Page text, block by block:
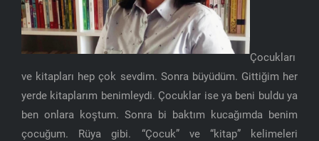
Çocukları
ve kitapları hep çok sevdim. Sonra büyüdüm. Gittiğim her
yerde kitaplarım benimleydi. Çocuklar ise ya beni buldu ya
ben onlara koştum. Sonra bi baktım kucağımda benim
çocuğum. Rüya gibi. “Çocuk” ve “kitap” kelimeleri